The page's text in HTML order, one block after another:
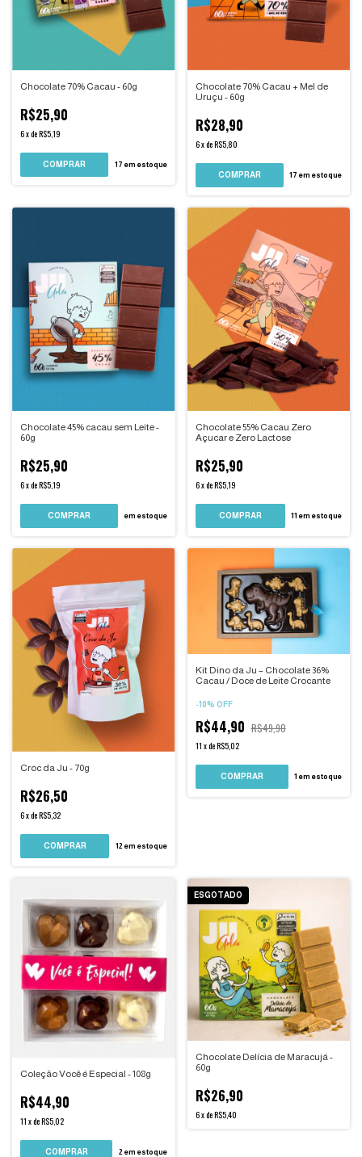
Chocolate 70% Cacau - 60g
R$25,90
6xdeR$5,19
17 em estoque
Chocolate 70% Cacau + Mel de
Uruçu - 60g
R$28,90
6xdeR$5,80
17 em estoque
Chocolate 45% cacau sem Leite -
60g
R$25,90
6xdeR$5,19
COMPRAR em estoque
Chocolate 55% Cacau Zero
Açucar e Zero Lactose
R$25,90
6xdeR$5,19
11 em estoque
Croc da Ju - 70g
R$26,50
6xdeR$5,32
12 em estoque
Kit Dino da Ju – Chocolate 36%
Cacau / Doce de Leite Crocante
-10% OFF
R$44,90 R$49,90
11 xdeR$5,02
COMPRAR 1 em estoque
Coleção Você é Especial - 108g
R$44,90
11 xdeR$5,02
2 em estoque
ESGOTADO
Chocolate Delícia de Maracujá -
60g
R$26,90
6xdeR$5,40